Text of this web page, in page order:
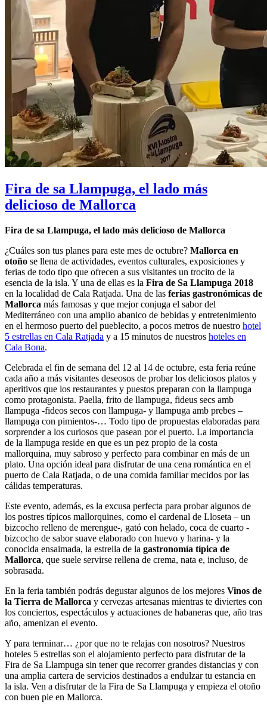
Fira de sa Llampuga, el lado más
delicioso de Mallorca
Fira de sa Llampuga, el lado más delicioso de Mallorca
¿Cuáles son tus planes para este mes de octubre? Mallorca en
otoño se llena de actividades, eventos culturales, exposiciones y
ferias de todo tipo que ofrecen a sus visitantes un trocito de la
esencia de la isla. Y una de ellas es la Fira de Sa Llampuga 2018
en la localidad de Cala Ratjada. Una de las ferias gastronómicas de
Mallorca más famosas y que mejor conjuga el sabor del
Mediterráneo con una amplio abanico de bebidas y entretenimiento
en el hermoso puerto del pueblecito, a pocos metros de nuestro hotel
5 estrellas en Cala Ratjada y a 15 minutos de nuestros hoteles en
Cala Bona.
Celebrada el fin de semana del 12 al 14 de octubre, esta feria reúne
cada año a más visitantes deseosos de probar los deliciosos platos y
aperitivos que los restaurantes y puestos preparan con la llampuga
como protagonista. Paella, frito de llampuga, fideus secs amb
llampuga -fideos secos con llampuga- y llampuga amb prebes –
llampuga con pimientos-… Todo tipo de propuestas elaboradas para
sorprender a los curiosos que pasean por el puerto. La importancia
de la llampuga reside en que es un pez propio de la costa
mallorquina, muy sabroso y perfecto para combinar en más de un
plato. Una opción ideal para disfrutar de una cena romántica en el
puerto de Cala Ratjada, o de una comida familiar mecidos por las
cálidas temperaturas.
Este evento, además, es la excusa perfecta para probar algunos de
los postres típicos mallorquines, como el cardenal de Lloseta – un
bizcocho relleno de merengue-, gató con helado, coca de cuarto -
bizcocho de sabor suave elaborado con huevo y harina- y la
conocida ensaimada, la estrella de la gastronomía típica de
Mallorca, que suele servirse rellena de crema, nata e, incluso, de
sobrasada.
En la feria también podrás degustar algunos de los mejores Vinos de
la Tierra de Mallorca y cervezas artesanas mientras te diviertes con
los conciertos, espectáculos y actuaciones de habaneras que, año tras
año, amenizan el evento.
Y para terminar… ¿por que no te relajas con nosotros? Nuestros
hoteles 5 estrellas son el alojamiento perfecto para disfrutar de la
Fira de Sa Llampuga sin tener que recorrer grandes distancias y con
una amplia cartera de servicios destinados a endulzar tu estancia en
la isla. Ven a disfrutar de la Fira de Sa Llampuga y empieza el otoño
con buen pie en Mallorca.